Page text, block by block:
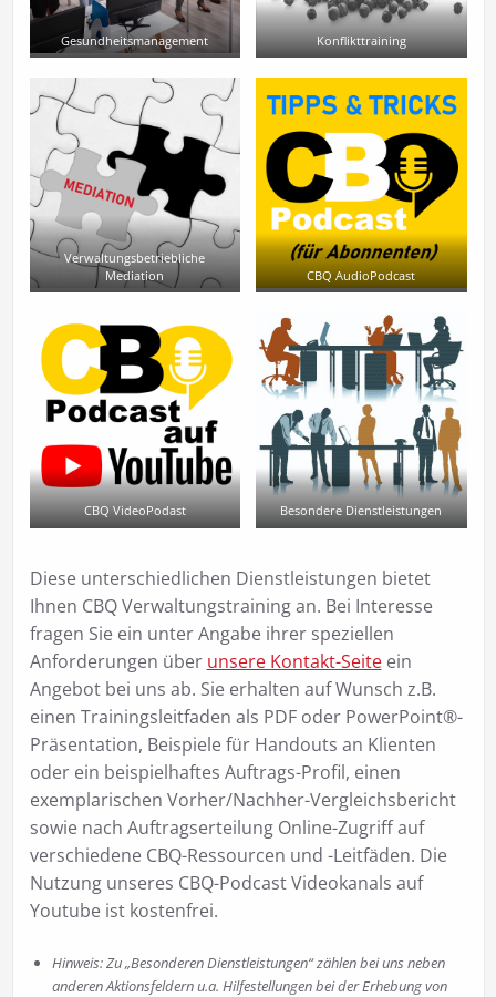
Gesundheitsmanagement Konflikttraining
Verwaltungsbetriebliche
Mediation
CBQ AudioPodcast
CBQ VideoPodast Besondere Dienstleistungen
Diese unterschiedlichen Dienstleistungen bietet
Ihnen CBQ Verwaltungstraining an. Bei Interesse
fragen Sie ein unter Angabe ihrer speziellen
Anforderungen über unsere Kontakt-Seiteein
Angebot bei uns ab. Sie erhalten auf Wunsch z.B.
einen Trainingsleitfaden als PDF oder PowerPoint®-
Präsentation, Beispiele für Handouts an Klienten
oder ein beispielhaftes Auftrags-Profil, einen
exemplarischen Vorher/Nachher-Vergleichsbericht
sowie nach Auftragserteilung Online-Zugriff auf
verschiedene CBQ-Ressourcen und -Leitfäden. Die
Nutzung unseres CBQ-Podcast Videokanals auf
Youtube ist kostenfrei.
Hinweis: Zu „Besonderen Dienstleistungen“ zählen bei uns neben
anderen Aktionsfeldern u.a. Hilfestellungen bei der Erhebung von